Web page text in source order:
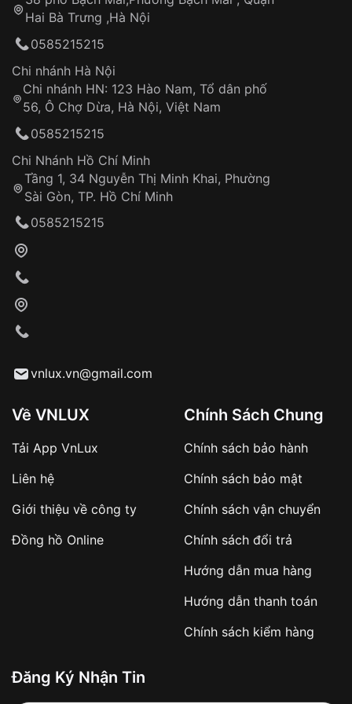
Hotline: 0585 215 215
Từ khóa SEO:
Khách hàng kiểm tra và thanh toán trực tiếp
Từ khóa SEO:
sản phẩm đặc biệt
hàng
Số tiền còn lại thanh toán khi nhận hàng hoặc
✔️ Đảm bảo xử lý đơn hàng nhanh chóng
✔️ Hạn chế tình trạng hủy đơn không mong
Từ khóa SEO:
Tự ý sửa chữa
thống VNLUX
Đảm bảo quyền lợi khách hàng
Đồng hành cùng khách hàng trong suốt quá
trình sử dụng
Hai Bà Trưng ,Hà Nội
0585215215
Chi nhánh Hà Nội
Chi nhánh HN: 123 Hào Nam, Tổ dân phố
56, Ô Chợ Dừa, Hà Nội, Việt Nam
0585215215
Chi Nhánh Hồ Chí Minh
Tầng 1, 34 Nguyễn Thị Minh Khai, Phường
Sài Gòn, TP. Hồ Chí Minh
0585215215
vnlux.vn@gmail.com
Về VNLUX
Tải App VnLux
Liên hệ
Giới thiệu về công ty
Đồng hồ Online
Chính Sách Chung
Chính sách bảo hành
Chính sách bảo mật
Chính sách vận chuyển
Chính sách đổi trả
Hướng dẫn mua hàng
Hướng dẫn thanh toán
Chính sách kiểm hàng
Đăng Ký Nhận Tin